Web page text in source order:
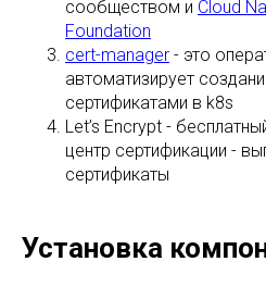
сообществом и Cloud
Foundation
cert-manager - это
автоматизирует
сертификатами в k8s
Let’s Encrypt -
центр сертификации -
сертификаты
Установка